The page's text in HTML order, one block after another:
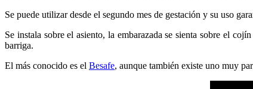
Se puede utilizar desde el segundo mes de gestación y su uso
Se instala sobre el asiento, la embarazada se sienta sobre el
barriga.
El más conocido es el Besafe, aunque también existe uno muy